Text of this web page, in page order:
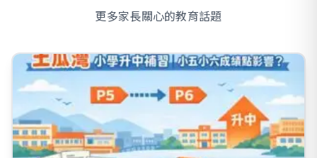
更多家長關心的教育話題